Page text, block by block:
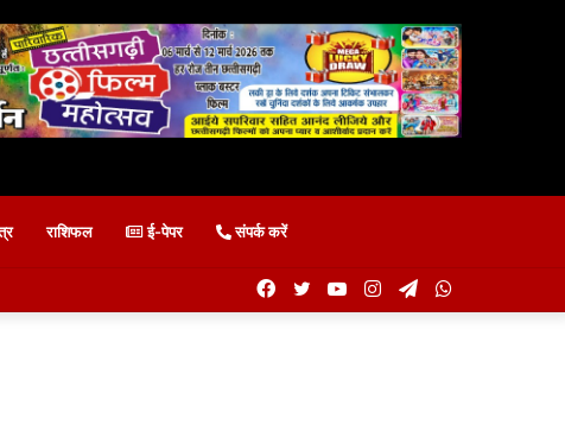
राशिफल ई-पेपर संपर्क करें
Telegram
Instagram
YouTube
Twitter
Facebook